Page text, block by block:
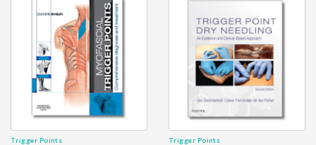
Trigger Points Trigger Points